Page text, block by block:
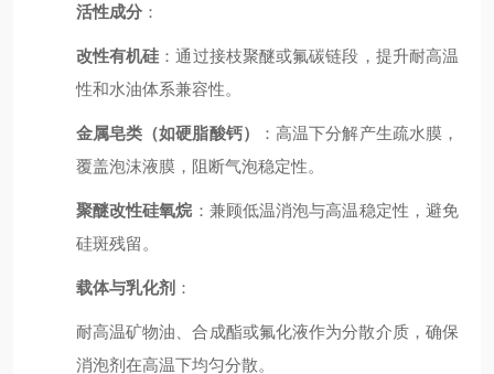
活性成分：
改性有机硅 ：通过接枝聚醚或氟碳链段，提升耐高温
性和水油体系兼容性。
金属皂类（如硬脂酸钙）
：高温下分解产生疏水膜，
覆盖泡沫液膜，阻断气泡稳定性。
聚醚改性硅氧烷：兼顾低温消泡与高温稳定性，避免
硅斑残留。
载体与乳化剂 ：
耐高温矿物油、合成酯或氟化液作为分散介质，确保
消泡剂在高温下均匀分散。